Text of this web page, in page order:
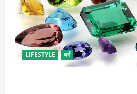
LIFESTYLE धर्म